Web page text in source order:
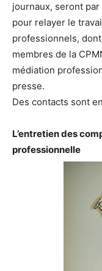
journaux, seront
pour relayer le
professionnels,
membres de la
médiation
presse.
Des contacts sont
L’entretien des
professionnelle